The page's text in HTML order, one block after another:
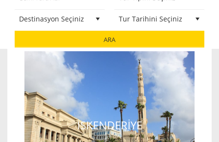
ARA
İSKENDERIYE